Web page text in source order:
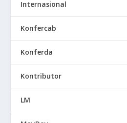
Internasional
Konfercab
Konferda
Kontributor
LM